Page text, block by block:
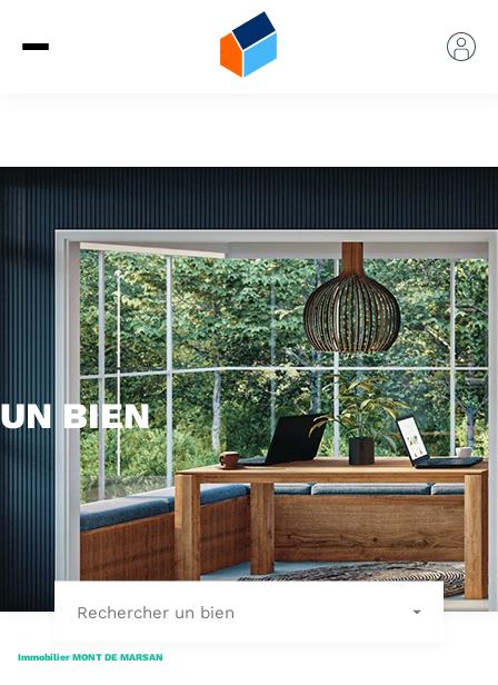
UN BIEN
Rechercher un bien
Immobilier MONT DE MARSAN